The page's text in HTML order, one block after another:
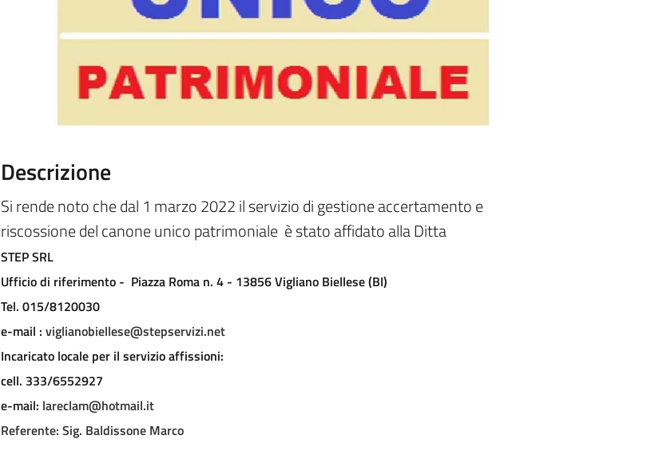
Descrizione
Si rende noto che dal 1 marzo 2022 il servizio di gestione accertamento e
riscossione del canone unico patrimoniale è stato affidato alla Ditta
STEP SRL
Ufficio di riferimento - Piazza Roma n. 4 - 13856 Vigliano Biellese (BI)
Tel. 015/8120030
e-mail : viglianobiellese@stepservizi.net
Incaricato locale per il servizio affissioni:
cell. 333/6552927
e-mail: lareclam@hotmail.it
Referente: Sig. Baldissone Marco